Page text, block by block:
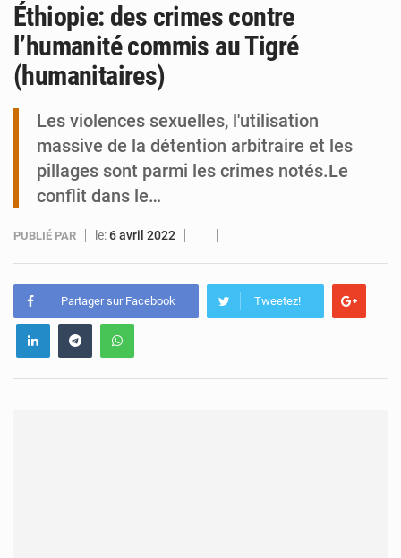
Éthiopie: des crimes contre
l’humanité commis au Tigré
(humanitaires)
Les violences sexuelles, l'utilisation
massive de la détention arbitraire et les
pillages sont parmi les crimes notés.Le
conflit dans le…
PUBLIÉ PAR le:6 avril 2022
Partager sur Facebook Tweetez!